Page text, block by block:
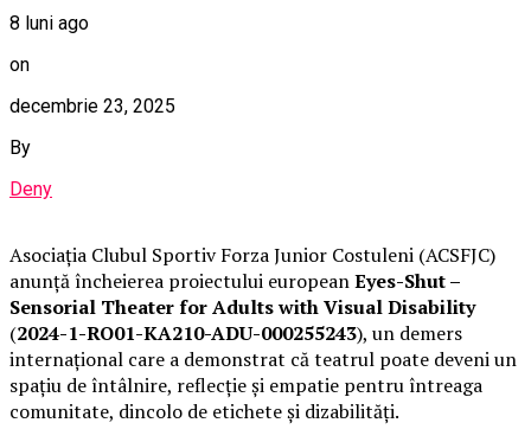
8 luni ago
on
decembrie 23, 2025
By
Deny
Asociația Clubul Sportiv Forza Junior Costuleni (ACSFJC)
anunță încheierea proiectului europeanEyes-Shut –
Sensorial Theater for Adults with Visual Disability
(2024-1-RO01-KA210-ADU-000255243), un demers
internațional care a demonstrat că teatrul poate deveni un
spațiu de întâlnire, reflecție și empatie pentru întreaga
comunitate, dincolo de etichete și dizabilități.